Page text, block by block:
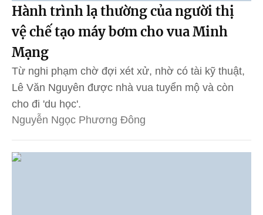
Hành trình lạ thường của người thị
vệ chế tạo máy bơm cho vua Minh
Mạng
Từ nghi phạm chờ đợi xét xử, nhờ có tài kỹ thuật,
Lê Văn Nguyên được nhà vua tuyển mộ và còn
cho đi 'du học'.
Nguyễn Ngọc Phương Đông